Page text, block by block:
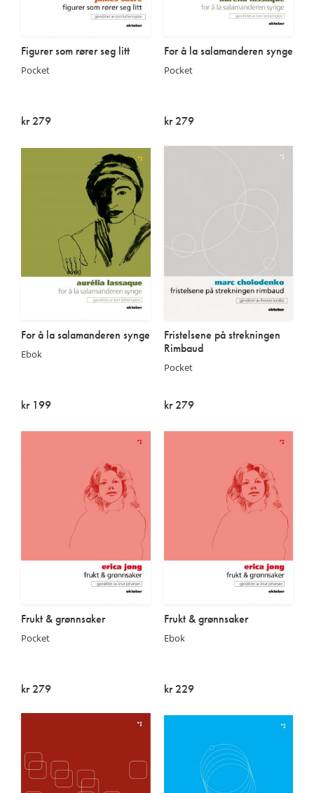
Figurer som rører seg litt
Pocket
kr 279
For å la salamanderen synge
Pocket
kr 279
For å la salamanderen synge
Ebok
kr 199
Fristelsene på strekningen
Rimbaud
Pocket
kr 279
Frukt & grønnsaker
Pocket
kr 279
Frukt & grønnsaker
Ebok
kr 229